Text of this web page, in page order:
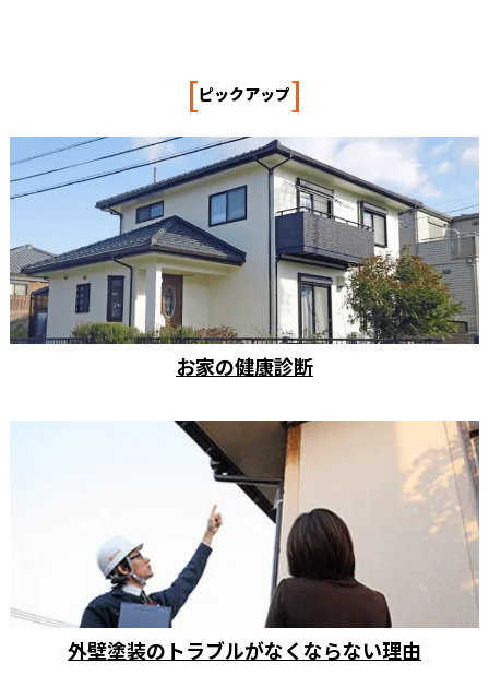
[ピックアップ]
お家の健康診断
外壁塗装のトラブルがなくならない理由